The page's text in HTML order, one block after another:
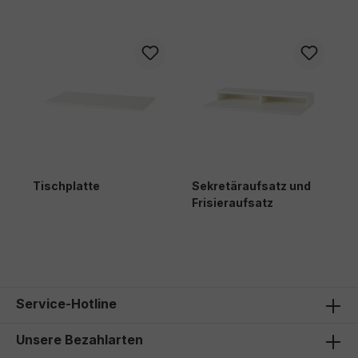
Tischplatte
Sekretäraufsatz und
Frisieraufsatz
Service-Hotline
Unsere Bezahlarten